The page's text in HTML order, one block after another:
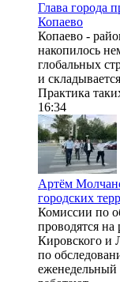
Глава города
Копаево
Копаево -
накопилось
глобальных
и
Практика
16:34
Артём
городских
Комиссии по
проводятся на
Кировского и
по
еженедельный